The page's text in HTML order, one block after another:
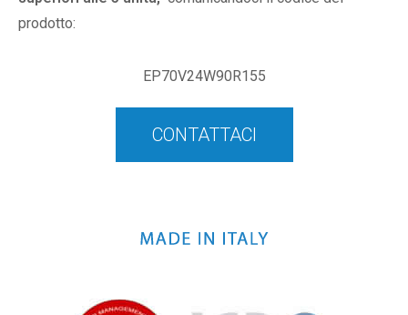
prodotto:
EP70V24W90R155
CONTATTACI